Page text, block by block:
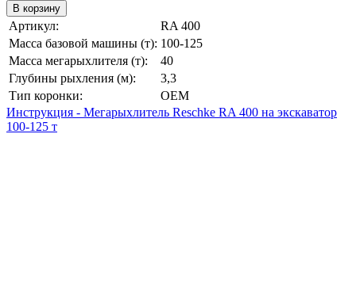
Артикул:
RA 400
Масса базовой машины (т): 100-125
Масса мегарыхлителя (т):
40
Глубины рыхления (м):
3,3
Тип коронки:
OEM
Инструкция - Мегарыхлитель Reschke RA 400 на экскаватор
100-125 т